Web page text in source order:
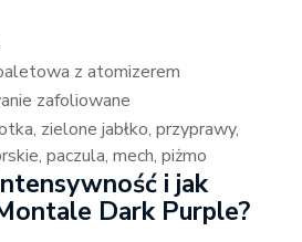
z atomizerem
zafoliowane
zielone jabłko, przyprawy,
paczula, mech, piżmo
i jak
Dark Purple?